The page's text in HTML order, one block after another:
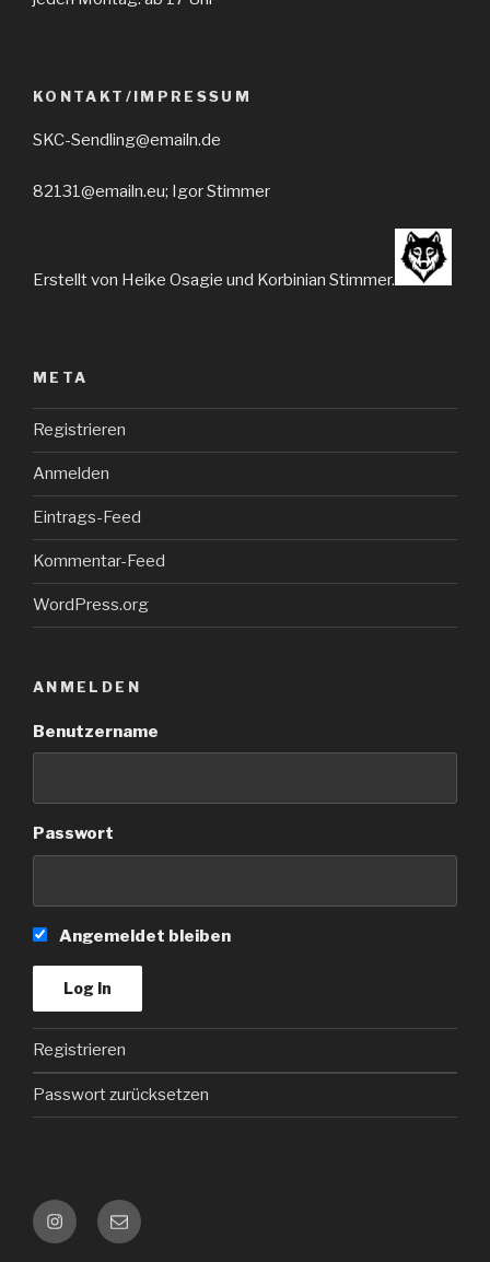
KONTAKT/IMPRESSUM
SKC-Sendling@emailn.de
82131@emailn.eu; Igor Stimmer
Erstellt von Heike Osagie und Korbinian Stimmer.
META
Registrieren
Anmelden
Eintrags-Feed
Kommentar-Feed
WordPress.org
ANMELDEN
Benutzername
Passwort
Angemeldet bleiben
Registrieren
Passwort zurücksetzen
InstagramKontakt
e-